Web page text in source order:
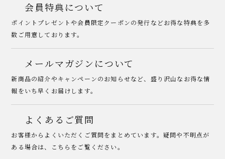
会員特典について
ポイントプレゼントや会員限定クーポンの発行などお得な特典を多
数ご用意しております。
メールマガジンについて
新商品の紹介やキャンペーンのお知らせなど、盛り沢山なお得な情
報をいち早くお届けします。
よくあるご質問
お客様からよくいただくご質問をまとめています。疑問や不明点が
ある場合は、こちらをご覧ください。